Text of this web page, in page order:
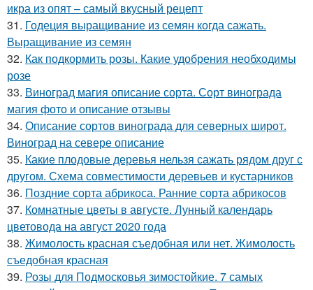
икра из опят – самый вкусный рецепт
31. Годеция выращивание из семян когда сажать.
Выращивание из семян
32. Как подкормить розы. Какие удобрения необходимы
розе
33. Виноград магия описание сорта. Сорт винограда
магия фото и описание отзывы
34. Описание сортов винограда для северных широт.
Виноград на севере описание
35. Какие плодовые деревья нельзя сажать рядом друг с
другом. Схема совместимости деревьев и кустарников
36. Поздние сорта абрикоса. Ранние сорта абрикосов
37. Комнатные цветы в августе. Лунный календарь
цветовода на август 2020 года
38. Жимолость красная съедобная или нет. Жимолость
съедобная красная
39. Розы для Подмосковья зимостойкие. 7 самых